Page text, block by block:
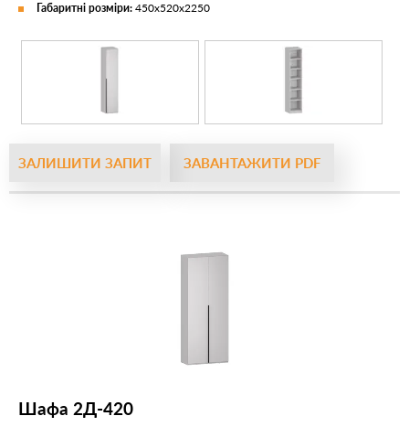
ЗАЛИШИТИ ЗАПИТ ЗАВАНТАЖИТИ PDF
Габаритні розміри: 450х520х2250
Шафа 2Д-420